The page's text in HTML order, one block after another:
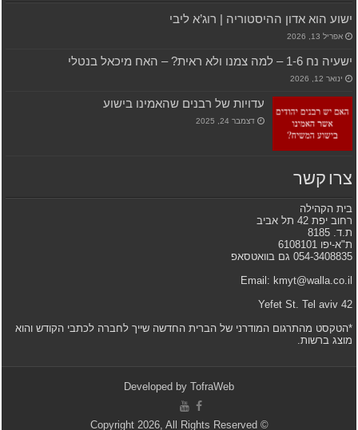
ישוע הוא אדון ההיסטוריה | רוג’א ליבי
אפריל 13, 2026
ישעיה נח 1-6 – למה צמנו ולא ראית? – האח מיכאל בנטלי
ינואר 12, 2026
עדויות של רבנים שהאמינו בישוע
דצמבר 24, 2025
צרו קשר
בית הקהילה
רחוב יפת 42 תל אביב
ת.ד. 8185
ת"א-יפו 6108101
054-3408835 גם בוואטסאפ
Email: kmyt@walla.co.il
42 Yefet St. Tel aviv
*הטקסט מהתרגום המודרני של הברית החדשה שייך לחברה לכתבי הקודש והוא
מוצג ברשות.
Developed by TofraWeb
© Copyright 2026, All Rights Reserved